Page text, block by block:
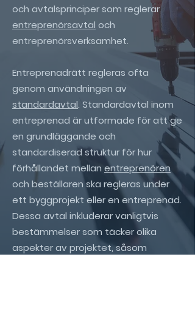
och avtalsprinciper som reglerar
entreprenörsavtal och
entreprenörsverksamhet.
Entreprenadrätt regleras ofta
genom användningen av
standardavtal. Standardavtal inom
entreprenad är utformade för att ge
en grundläggande och
standardiserad struktur för hur
förhållandet mellan entreprenören
och beställaren ska regleras under
ett byggprojekt eller en entreprenad.
Dessa avtal inkluderar vanligtvis
bestämmelser som täcker olika
aspekter av projektet, såsom